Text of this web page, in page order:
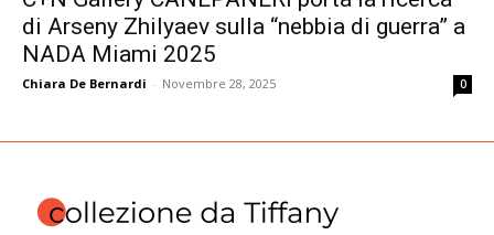
di Arseny Zhilyaev sulla “nebbia di guerra” a
NADA Miami 2025
Chiara De Bernardi - Novembre 28, 2025 0